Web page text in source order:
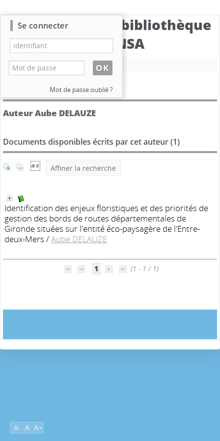
Catalogue de la bibliothèque
du CBNSA
Nouvelle recherche
Détail de l'auteur
Auteur Aube DELAUZE
Documents disponibles écrits par cet auteur (1)
Affiner la recherche
Identification des enjeux floristiques et des priorités de
gestion des bords de routes départementales de
Gironde situées sur l'entité éco-paysagère de l'Entre-
deux-Mers /Aube DELAUZE
1 (1 - 1 / 1)
A- A A+
Se connecter
Mot de passe oublié ?